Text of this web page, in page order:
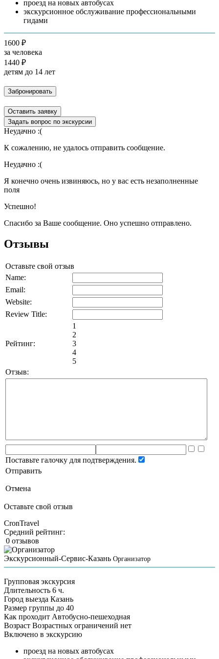
проезд на новых автобусах
экскурсионное обслуживание профессиональными
гидами
1600 ₽
за человека
1440 ₽
детям до 14 лет
Забронировать
Оставить заявку
Задать вопрос по экскурсии
Неудачно :(
К сожалению, не удалось отправить сообщение.
Неудачно :(
Я конечно очень извиняюсь, но у вас есть незаполненные
поля
Успешно!
Спасибо за Ваше сообщение. Оно успешно отправлено.
Отзывы
Оставьте свой отзыв
Name:
Email:
Website:
Review Title:
Рейтинг:
1
2
3
4
5
Отзыв:
Поставьте галочку для подтверждения.
Отправить
Отмена
Оставьте свой отзыв
CronTravel
Средний рейтинг:
0 отзывов
Экскурсионный-Сервис-Казань Организатор
Групповая экскурсия
Длительность 6 ч.
Город выезда Казань
Размер группы до 40
Как проходит Автобусно-пешеходная
Возраст Возрастных ограничений нет
Включено в экскурсию
проезд на новых автобусах